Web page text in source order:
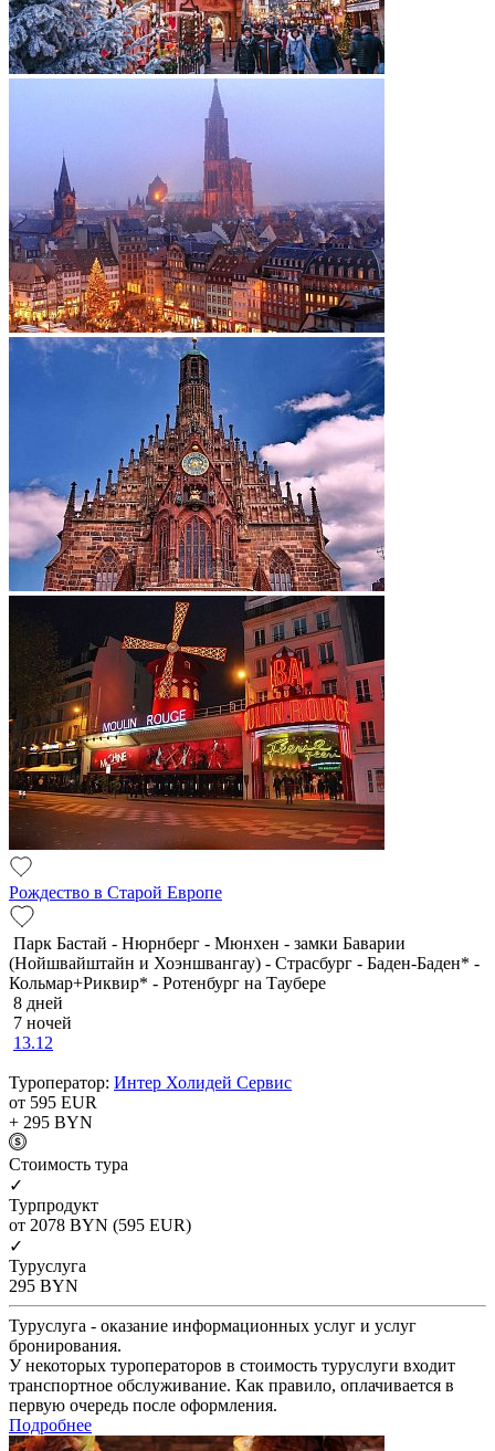
Рождество в Старой Европе
Парк Бастай - Нюрнберг - Мюнхен - замки Баварии
(Нойшвайштайн и Хоэншвангау) - Страсбург - Баден-Баден* -
Кольмар+Риквир* - Ротенбург на Таубере
8 дней
7 ночей
13.12
Туроператор: Интер Холидей Сервис
от 595 EUR
+ 295 BYN
Cтоимость тура
✓
Турпродукт
от 2078 BYN (595 EUR)
✓
Туруслуга
295 BYN
Туруслуга - оказание информационных услуг и услуг
бронирования.
У некоторых туроператоров в стоимость туруслуги входит
транспортное обслуживание. Как правило, оплачивается в
первую очередь после оформления.
Подробнее